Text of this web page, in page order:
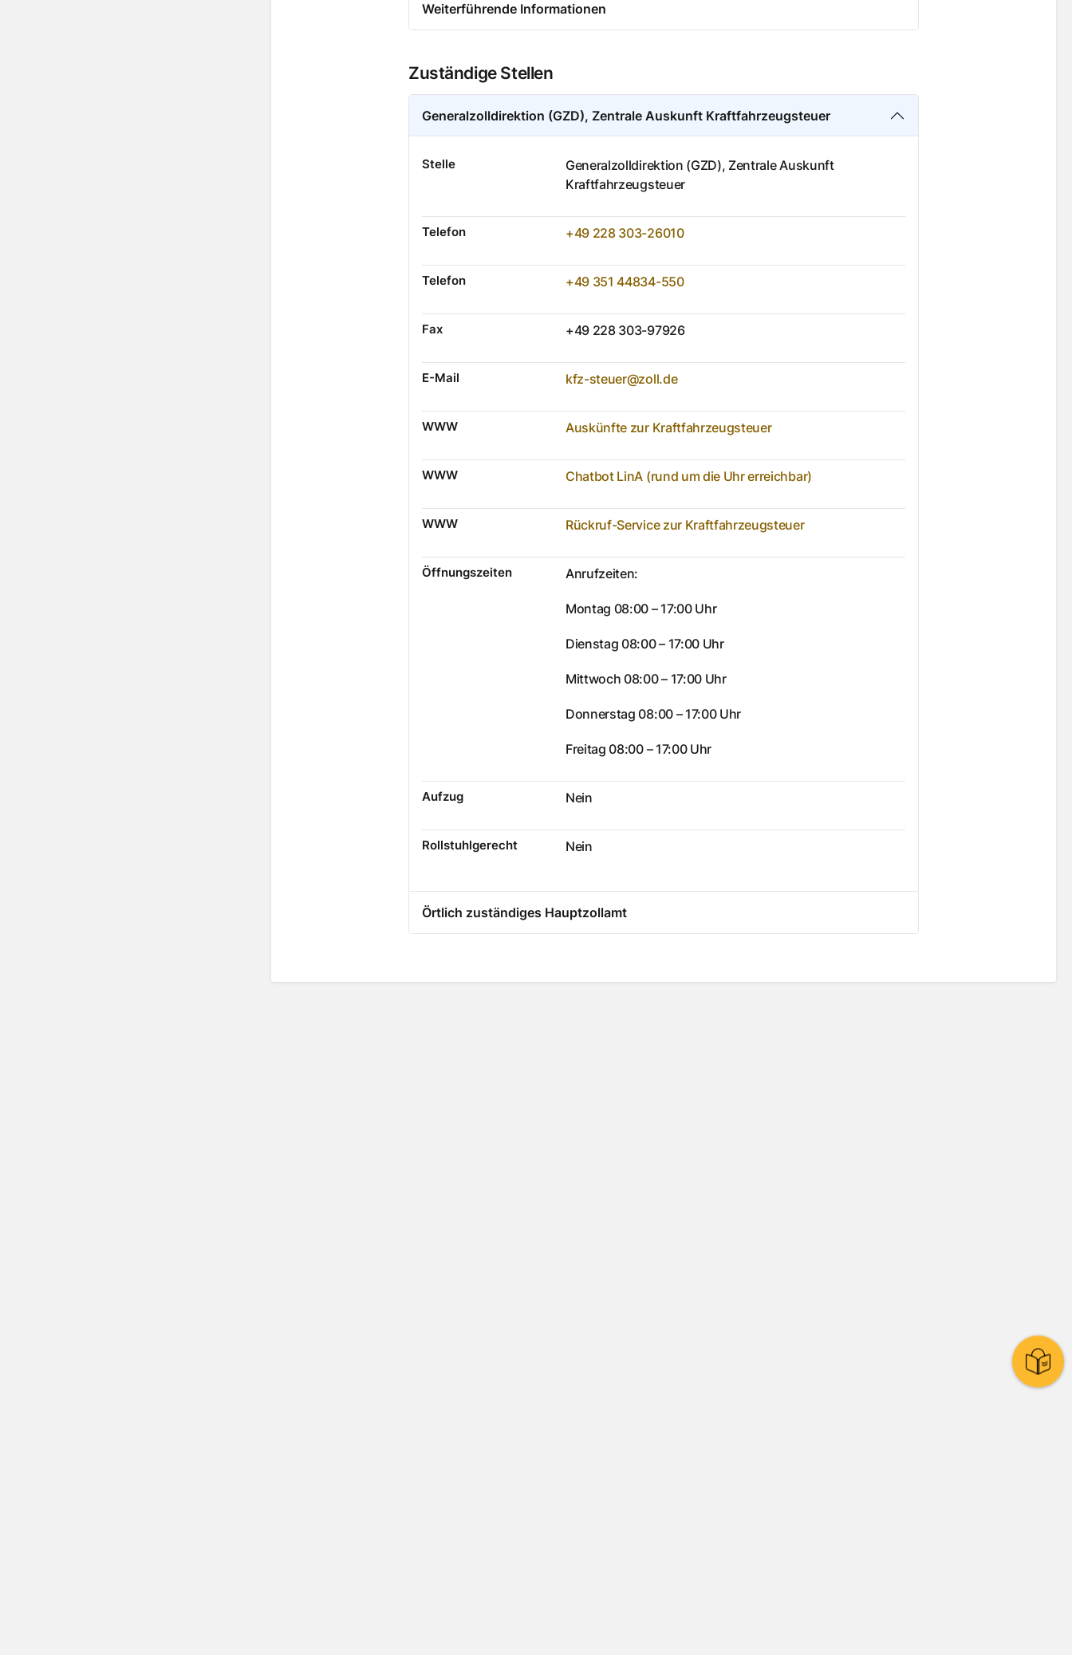
Weiterführende Informationen
Zuständige Stellen
Generalzolldirektion (GZD), Zentrale Auskunft Kraftfahrzeugsteuer
Stelle
Generalzolldirektion (GZD), Zentrale Auskunft
Kraftfahrzeugsteuer
Telefon +49 228 303-26010
Telefon +49 351 44834-550
Fax +49 228 303-97926
E-Mail kfz-steuer@zoll.de
WWW Auskünfte zur Kraftfahrzeugsteuer
WWW Chatbot LinA (rund um die Uhr erreichbar)
WWW Rückruf-Service zur Kraftfahrzeugsteuer
Öffnungszeiten Anrufzeiten:
Montag 08:00 – 17:00 Uhr
Dienstag 08:00 – 17:00 Uhr
Mittwoch 08:00 – 17:00 Uhr
Donnerstag 08:00 – 17:00 Uhr
Freitag 08:00 – 17:00 Uhr
Aufzug Nein
Rollstuhlgerecht Nein
Örtlich zuständiges Hauptzollamt